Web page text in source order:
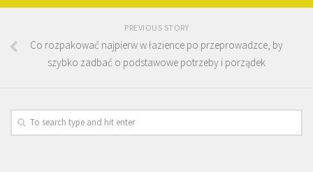
PREVIOUS STORY
Co rozpakować najpierw w łazience po przeprowadzce, by
szybko zadbać o podstawowe potrzeby i porządek